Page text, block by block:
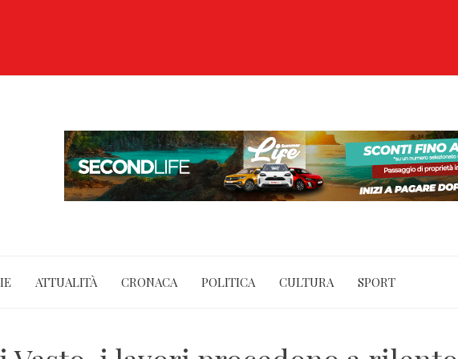
ATTUALITÀ CRONACA POLITICA CULTURA SPORT